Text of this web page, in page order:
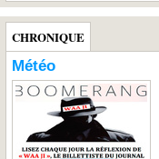
CHRONIQUE
Météo